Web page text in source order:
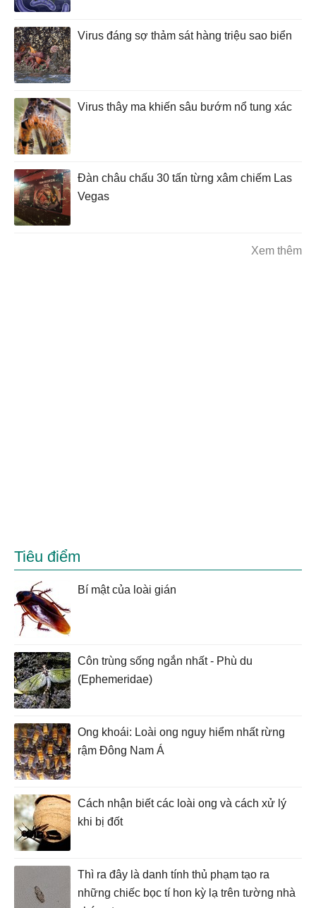
Virus đáng sợ thảm sát hàng triệu sao biển
Virus thây ma khiến sâu bướm nổ tung xác
Đàn châu chấu 30 tấn từng xâm chiếm Las
Vegas
Xem thêm
Tiêu điểm
Bí mật của loài gián
Côn trùng sống ngắn nhất - Phù du
(Ephemeridae)
Ong khoái: Loài ong nguy hiểm nhất rừng
rậm Đông Nam Á
Cách nhận biết các loài ong và cách xử lý
khi bị đốt
Thì ra đây là danh tính thủ phạm tạo ra
những chiếc bọc tí hon kỳ lạ trên tường nhà